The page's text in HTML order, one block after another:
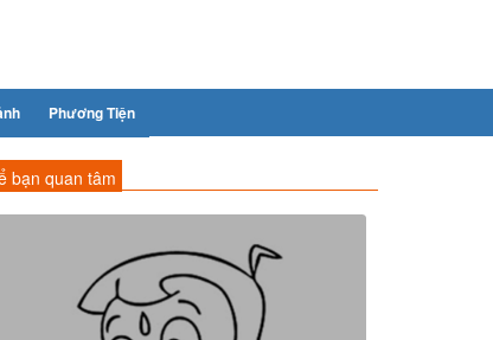
Phương Tiện
bạn quan tâm